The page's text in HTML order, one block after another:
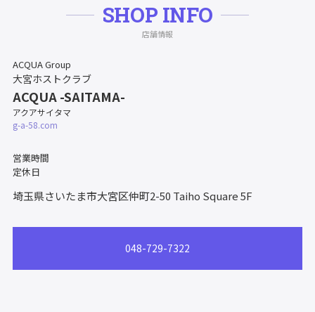
SHOP INFO
店舗情報
ACQUA Group
大宮ホストクラブ
ACQUA -SAITAMA-
アクアサイタマ
g-a-58.com
営業時間
定休日
埼玉県さいたま市大宮区仲町2-50 Taiho Square 5F
048-729-7322